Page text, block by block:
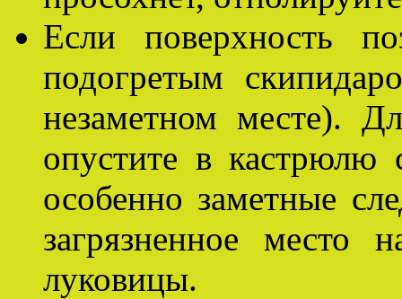
Если поверхность
подогретым
незаметном месте).
опустите в кастрюлю
особенно заметные
загрязненное место
луковицы.